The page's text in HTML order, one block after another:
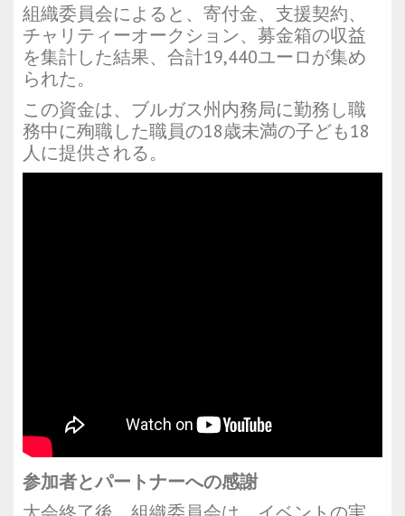
組織委員会によると、寄付金、支援契約、
チャリティーオークション、募金箱の収益
を集計した結果、合計19,440ユーロが集め
られた。
この資金は、ブルガス州内務局に勤務し職
務中に殉職した職員の18歳未満の子ども18
人に提供される。
参加者とパートナーへの感謝